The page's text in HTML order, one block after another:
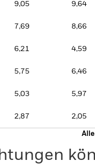
9,05 9,64
7,69 8,66
6,21 4,59
5,75 6,46
5,03 5,97
2,87 2,05